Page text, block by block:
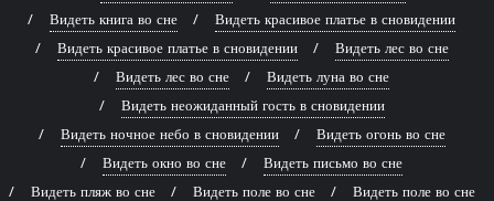
Видеть книга во сне
Видеть красивое платье в сновидении
Видеть красивое платье в сновидении
Видеть лес во сне
Видеть лес во сне
Видеть луна во сне
Видеть неожиданный гость в сновидении
Видеть ночное небо в сновидении
Видеть огонь во сне
Видеть окно во сне
Видеть письмо во сне
Видеть пляж во сне
Видеть поле во сне
Видеть поле во сне